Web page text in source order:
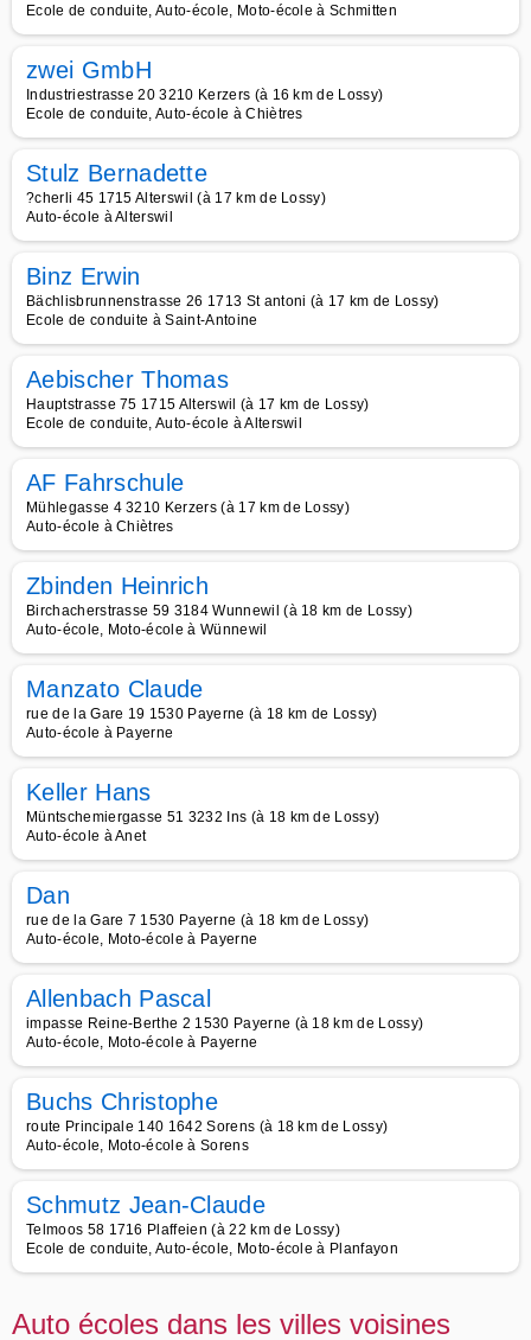
Ecole de conduite, Auto-école, Moto-école à Schmitten
zwei GmbH
Industriestrasse 20 3210 Kerzers (à 16 km de Lossy)
Ecole de conduite, Auto-école à Chiètres
Stulz Bernadette
?cherli 45 1715 Alterswil (à 17 km de Lossy)
Auto-école à Alterswil
Binz Erwin
Bächlisbrunnenstrasse 26 1713 St antoni (à 17 km de Lossy)
Ecole de conduite à Saint-Antoine
Aebischer Thomas
Hauptstrasse 75 1715 Alterswil (à 17 km de Lossy)
Ecole de conduite, Auto-école à Alterswil
AF Fahrschule
Mühlegasse 4 3210 Kerzers (à 17 km de Lossy)
Auto-école à Chiètres
Zbinden Heinrich
Birchacherstrasse 59 3184 Wunnewil (à 18 km de Lossy)
Auto-école, Moto-école à Wünnewil
Manzato Claude
rue de la Gare 19 1530 Payerne (à 18 km de Lossy)
Auto-école à Payerne
Keller Hans
Müntschemiergasse 51 3232 Ins (à 18 km de Lossy)
Auto-école à Anet
Dan
rue de la Gare 7 1530 Payerne (à 18 km de Lossy)
Auto-école, Moto-école à Payerne
Allenbach Pascal
impasse Reine-Berthe 2 1530 Payerne (à 18 km de Lossy)
Auto-école, Moto-école à Payerne
Buchs Christophe
route Principale 140 1642 Sorens (à 18 km de Lossy)
Auto-école, Moto-école à Sorens
Schmutz Jean-Claude
Telmoos 58 1716 Plaffeien (à 22 km de Lossy)
Ecole de conduite, Auto-école, Moto-école à Planfayon
Auto écoles dans les villes voisines